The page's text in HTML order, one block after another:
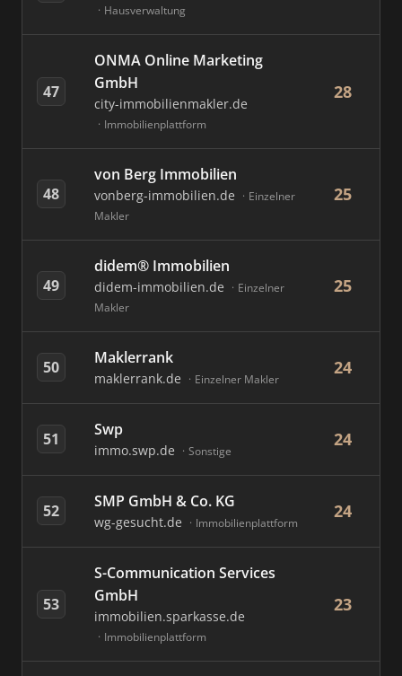
Hausverwaltung
47
ONMA Online Marketing
GmbH
city-immobilienmakler.de
Immobilienplattform
28
48
von Berg Immobilien
vonberg-immobilien.de
Einzelner
Makler
25
49
didem® Immobilien
didem-immobilien.de
Einzelner
Makler
25
50 Maklerrank
maklerrank.de Einzelner Makler
24
51 Swp
immo.swp.de Sonstige
24
52 SMP GmbH & Co. KG
wg-gesucht.de Immobilienplattform
24
53
S-Communication Services
GmbH
immobilien.sparkasse.de
Immobilienplattform
23